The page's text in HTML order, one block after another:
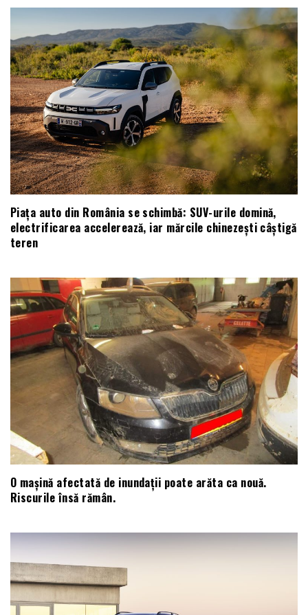
Piața auto din România se schimbă: SUV-urile domină,
electrificarea accelerează, iar mărcile chinezești câștigă
teren
O mașină afectată de inundații poate arăta ca nouă.
Riscurile însă rămân.